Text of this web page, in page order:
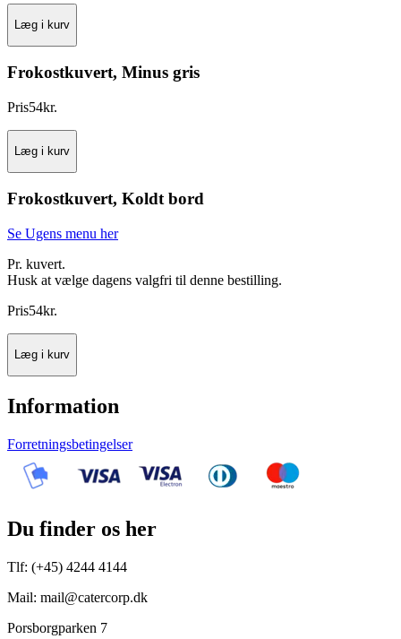
Læg i kurv
Frokostkuvert, Minus gris
Pris54kr.
Læg i kurv
Frokostkuvert, Koldt bord
Se Ugens menu her
Pr. kuvert.
Husk at vælge dagens valgfri til denne bestilling.
Pris54kr.
Læg i kurv
Information
Forretningsbetingelser
Du finder os her
Tlf: (+45) 4244 4144
Mail: mail@catercorp.dk
Porsborgparken 7